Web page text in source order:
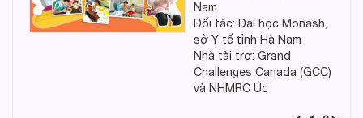
Nam
Đối tác: Đại học Monash,
sở Y tế tỉnh Hà Nam
Nhà tài trợ: Grand
Challenges Canada (GCC)
và NHMRC Úc